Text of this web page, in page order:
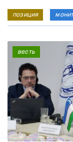
позиция
весть